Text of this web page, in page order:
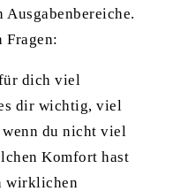
Fragen:
dich viel
dir wichtig, viel
wenn du nicht viel
Komfort hast
wirklichen